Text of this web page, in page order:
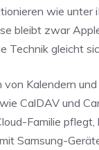
wie unter
bleibt zwar
Technik gleicht
von Kalendern
CalDAV und
Familie pflegt,
Samsung-